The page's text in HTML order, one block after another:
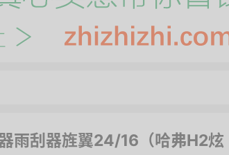
雨刮器旌翼24/16（哈弗H2炫